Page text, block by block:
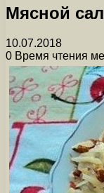
Мясной
10.07.2018
0 Время чтения